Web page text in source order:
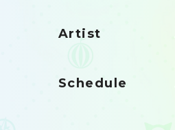
Artist
Schedule